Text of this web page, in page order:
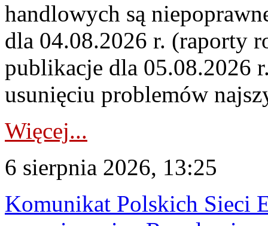
handlowych są
dla 04.08.2026 r. (raporty
publikacje dla 05.08.2026
usunięciu problemów
Więcej...
6 sierpnia 2026, 13:25
Komunikat Polskich Sieci